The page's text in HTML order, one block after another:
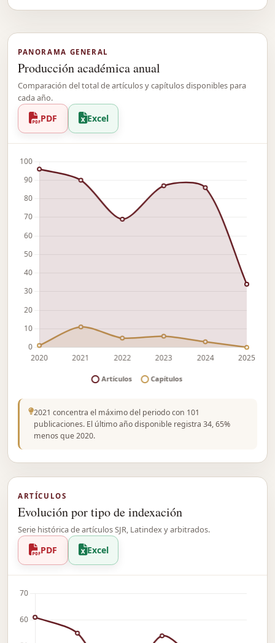
PANORAMA GENERAL
Producción académica anual
Comparación del total de artículos y capítulos disponibles para
cada año.
PDF Excel
2021 concentra el máximo del periodo con 101
publicaciones. El último año disponible registra 34, 65%
menos que 2020.
ARTÍCULOS
Evolución por tipo de indexación
Serie histórica de artículos SJR, Latindex y arbitrados.
PDF Excel